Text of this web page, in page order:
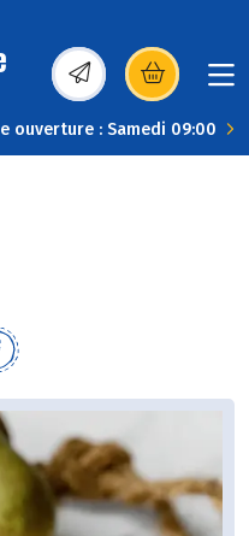
(s’ouvre dans une
ouverture : Samedi 09:00